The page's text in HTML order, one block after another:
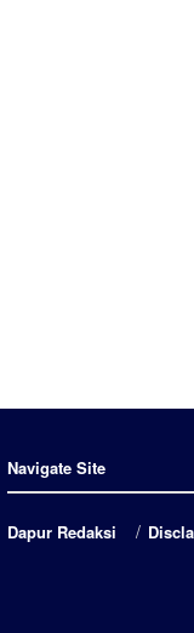
Navigate Site
Dapur Redaksi